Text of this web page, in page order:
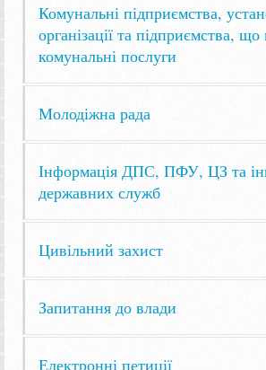
Комунальні підприємства,
організації та підприємства,
комунальні послуги
Молодіжна рада
Інформація ДПС, ПФУ, ЦЗ та
державних служб
Цивільний захист
Запитання до влади
Електронні петиції